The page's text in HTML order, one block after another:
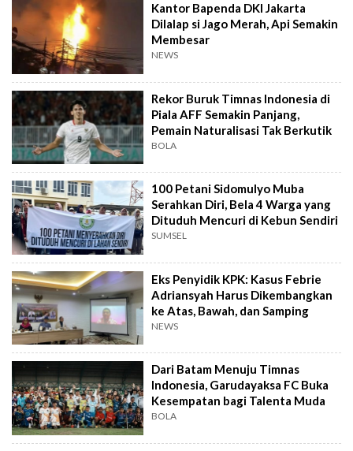
Kantor Bapenda DKI Jakarta
Dilalap si Jago Merah, Api Semakin
Membesar
NEWS
Rekor Buruk Timnas Indonesia di
Piala AFF Semakin Panjang,
Pemain Naturalisasi Tak Berkutik
BOLA
100 Petani Sidomulyo Muba
Serahkan Diri, Bela 4 Warga yang
Dituduh Mencuri di Kebun Sendiri
SUMSEL
Eks Penyidik KPK: Kasus Febrie
Adriansyah Harus Dikembangkan
ke Atas, Bawah, dan Samping
NEWS
Dari Batam Menuju Timnas
Indonesia, Garudayaksa FC Buka
Kesempatan bagi Talenta Muda
BOLA